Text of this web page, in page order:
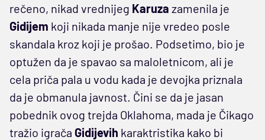
rečeno, nikad vrednijeg Karuza zamenila je
Gidijem koji nikada manje nije vredeo posle
skandala kroz koji je prošao. Podsetimo, bio je
optužen da je spavao sa maloletnicom, ali je
cela priča pala u vodu kada je devojka priznala
da je obmanula javnost. Čini se da je jasan
pobednik ovog trejda Oklahoma, mada je Čikago
tražio igrača Gidijevih karaktristika kako bi